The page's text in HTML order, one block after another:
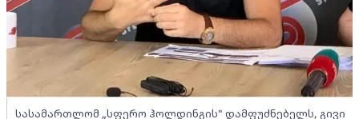
სასამართლომ „სფერო ჰოლდინგის" დამფუძნებელს, გივი